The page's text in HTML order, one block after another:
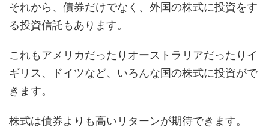
それから、債券だけでなく、外国の株式に投資をす
る投資信託もあります。
これもアメリカだったりオーストラリアだったりイ
ギリス、ドイツなど、いろんな国の株式に投資がで
きます。
株式は債券よりも高いリターンが期待できます。